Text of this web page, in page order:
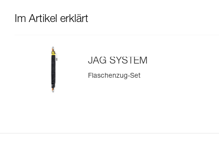
Im Artikel erklärt
JAG SYSTEM
Flaschenzug-Set